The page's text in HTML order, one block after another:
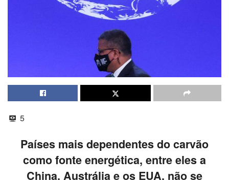
5
Países mais dependentes do carvão
como fonte energética, entre eles a
China, Austrália e os EUA, não se